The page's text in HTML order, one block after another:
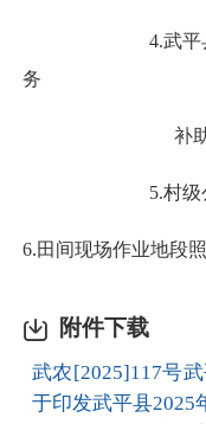
4.武
务
补
5.村级
6.田间现场作业地段
附件下载
武农[2025]117号
于印发武平县2025